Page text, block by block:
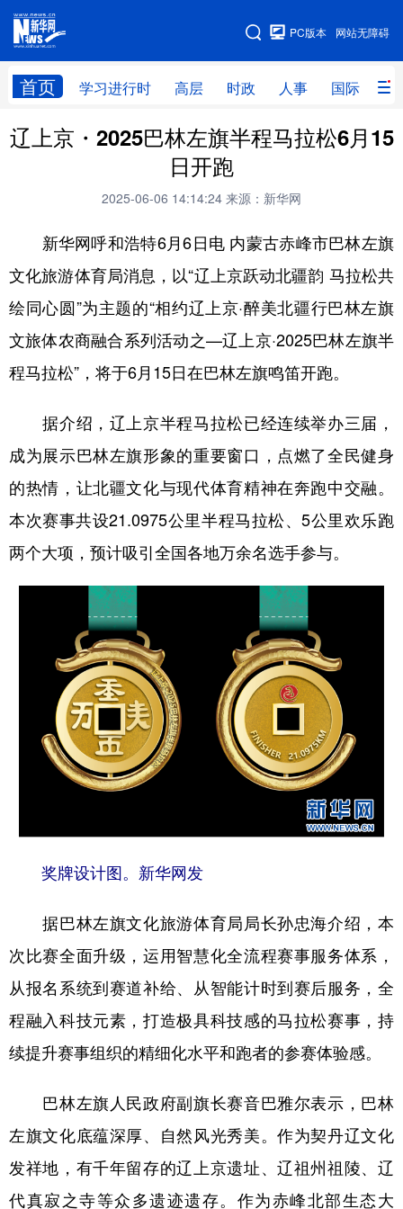
网站无障碍
PC版本
首页 学习进行时 高层 时政 人事 国际 财
网站地图
学习进行时 高层 时政 人事
全球连线
科技 科创 量子 体育
文化 书画 健康 军事
法律 中央文件 金融
学术中国 乡村振兴 溯源中国
彩票 娱乐 时尚 悦读
公益 一带一路 亚太网 上市公司
文化产业
地方频道
北京 天津 河北 山西
辽宁 吉林 上海 江苏
浙江 安徽 福建 江西
湖南
四川 贵州
陕西 甘肃 青海 宁夏
新疆 内蒙古 黑龙江
多语种频道
Русский язык 日本語 한국어
Deutsch Português
辽上京・2025巴林左旗半程马拉松6月15
日开跑
2025-06-06 14:14:24 来源：新华网
新华网呼和浩特6月6日电 内蒙古赤峰市巴林左旗
文化旅游体育局消息，以“辽上京跃动北疆韵 马拉松共
绘同心圆”为主题的“相约辽上京·醉美北疆行巴林左旗
文旅体农商融合系列活动之—辽上京·2025巴林左旗半
程马拉松”，将于6月15日在巴林左旗鸣笛开跑。
据介绍，辽上京半程马拉松已经连续举办三届，
成为展示巴林左旗形象的重要窗口，点燃了全民健身
的热情，让北疆文化与现代体育精神在奔跑中交融。
本次赛事共设21.0975公里半程马拉松、5公里欢乐跑
两个大项，预计吸引全国各地万余名选手参与。
奖牌设计图。新华网发
据巴林左旗文化旅游体育局局长孙忠海介绍，本
次比赛全面升级，运用智慧化全流程赛事服务体系，
从报名系统到赛道补给、从智能计时到赛后服务，全
程融入科技元素，打造极具科技感的马拉松赛事，持
续提升赛事组织的精细化水平和跑者的参赛体验感。
巴林左旗人民政府副旗长赛音巴雅尔表示，巴林
左旗文化底蕴深厚、自然风光秀美。作为契丹辽文化
发祥地，有千年留存的辽上京遗址、辽祖州祖陵、辽
代真寂之寺等众多遗迹遗存。作为赤峰北部生态大